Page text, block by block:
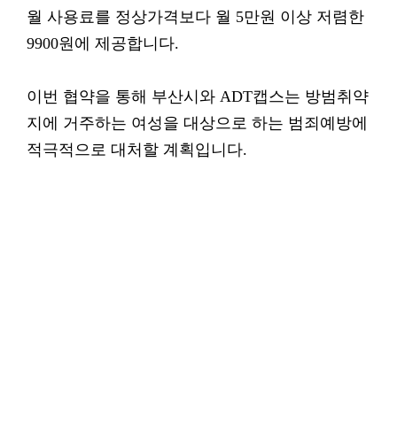
월 사용료를 정상가격보다 월 5만원 이상 저렴한
9900원에 제공합니다.
이번 협약을 통해 부산시와 ADT캡스는 방범취약
지에 거주하는 여성을 대상으로 하는 범죄예방에
적극적으로 대처할 계획입니다.